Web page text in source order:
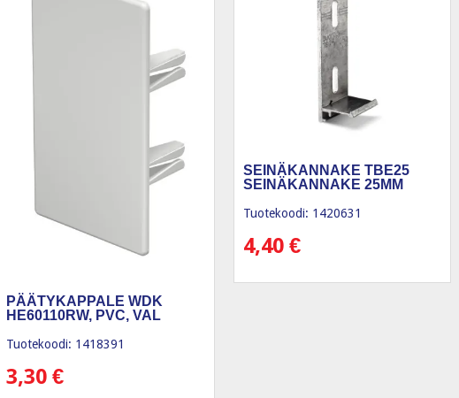
PÄÄTYKAPPALE WDK
HE60110RW, PVC, VAL
Tuotekoodi: 1418391
3,30€
SEINÄKANNAKE TBE25
SEINÄKANNAKE 25MM
Tuotekoodi: 1420631
4,40 €